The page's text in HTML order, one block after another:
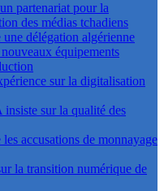
partenariat pour la
des médias tchadiens
délégation algérienne
équipements
sur la digitalisation
sur la qualité des
accusations de monnayage
la transition numérique de